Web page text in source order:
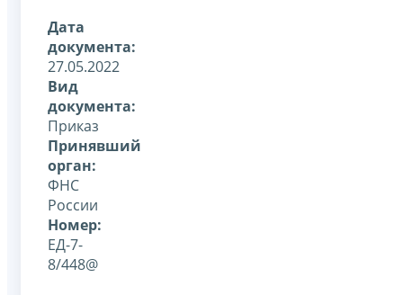
Дата
документа:
27.05.2022
Вид
документа:
Приказ
Принявший
орган:
ФНС
России
Номер:
ЕД-7-
8/448@